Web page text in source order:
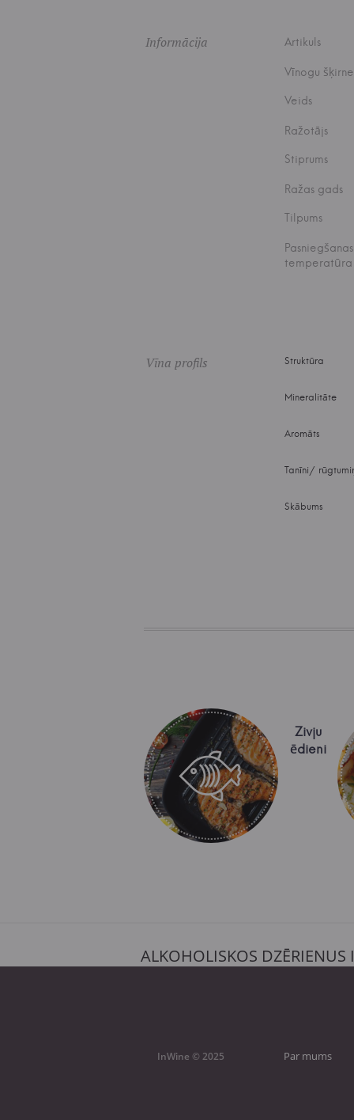
Informācija Artikuls
Vīnogu šķirne
Veids
Ražotājs
Stiprums
Ražas gads
Tilpums
Pasniegšanas
temperatūra
Vīna profils Struktūra
Mineralitāte
Aromāts
Tanīni/
Skābums
Zivju
ēdieni
ALKOHOLISKOS
InWine © 2025 Par mums